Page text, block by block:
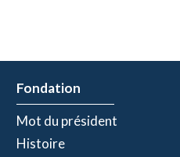
Fondation
Mot du président
Histoire